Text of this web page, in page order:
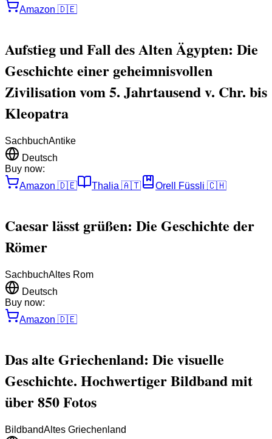
Amazon 🇩🇪
Aufstieg und Fall des Alten Ägypten: Die
Geschichte einer geheimnisvollen
Zivilisation vom 5. Jahrtausend v. Chr. bis
Kleopatra
SachbuchAntike
Deutsch
Buy now:
Amazon 🇩🇪 Thalia 🇦🇹 Orell Füssli 🇨🇭
Caesar lässt grüßen: Die Geschichte der
Römer
SachbuchAltes Rom
Deutsch
Buy now:
Amazon 🇩🇪
Das alte Griechenland: Die visuelle
Geschichte. Hochwertiger Bildband mit
über 850 Fotos
BildbandAltes Griechenland